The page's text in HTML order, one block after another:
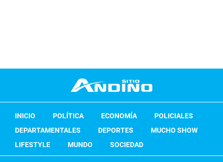
INICIO POLÍTICA ECONOMÍA
POLICIALES
DEPARTAMENTALES
DEPORTES
MUCHO SHOW
LIFESTYLE
MUNDO SOCIEDAD